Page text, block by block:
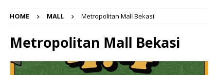
HOME MALL Metropolitan Mall Bekasi
Metropolitan Mall Bekasi